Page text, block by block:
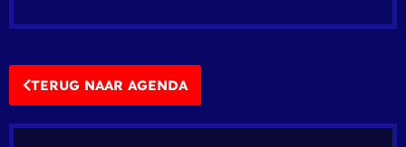
TERUG NAAR AGENDA